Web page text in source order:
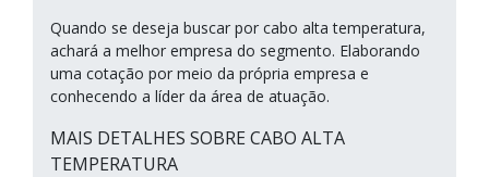
Quando se deseja buscar por cabo alta temperatura,
achará a melhor empresa do segmento. Elaborando
uma cotação por meio da própria empresa e
conhecendo a líder da área de atuação.
MAIS DETALHES SOBRE CABO ALTA
TEMPERATURA